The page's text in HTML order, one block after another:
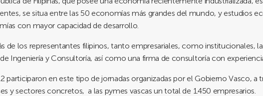
se situa entre las 50 economías más grandes del mundo, y estudios
con mayor capacidad de desarrollo.
de los representantes filipinos, tanto empresariales, como institucionales,
Ingeniería y Consultoría, así como una firma de consultoría con
participaron en este tipo de jornadas organizadas por el Gobierno Vasco,
y sectores concretos, a las pymes vascas un total de 1.450 empresarios.